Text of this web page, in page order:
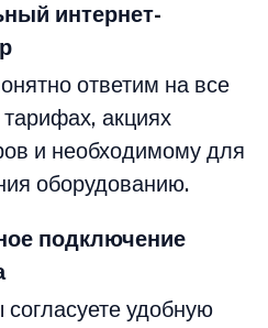
интернет-
ответим на все
акциях
и необходимому для
оборудованию.
подключение
удобную